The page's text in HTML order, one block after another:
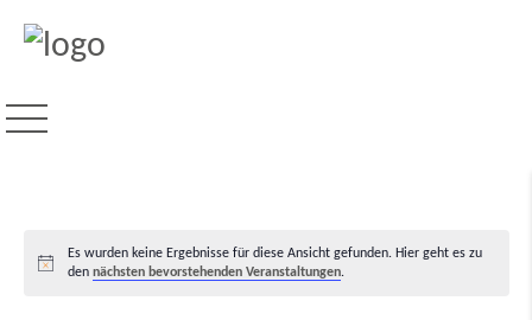
Hinweis
Es wurden keine Ergebnisse für diese Ansicht gefunden. Hier geht es zu
dennächsten bevorstehenden Veranstaltungen.